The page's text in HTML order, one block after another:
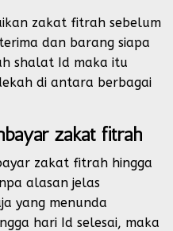
zakat fitrah sebelum
dan barang siapa
shalat Id maka itu
di antara berbagai
zakat fitrah
zakat fitrah hingga
alasan jelas
yang menunda
hari Id selesai, maka